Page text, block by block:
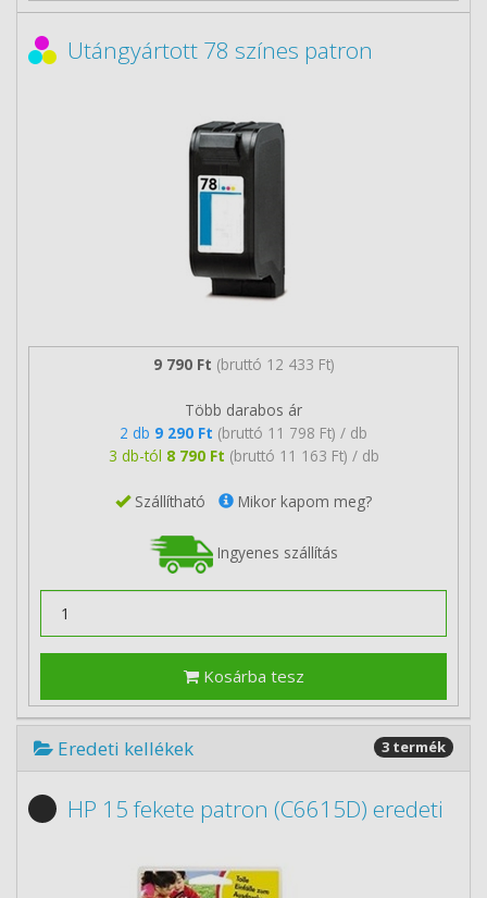
Utángyártott 78 színes patron
9 790 Ft (bruttó 12 433 Ft)
Több darabos ár
2 db 9 290 Ft (bruttó 11 798 Ft) / db
3 db-tól 8 790 Ft (bruttó 11 163 Ft) / db
Szállítható Mikor kapom meg?
Ingyenes szállítás
Kosárba tesz
Eredeti kellékek 3 termék
HP 15 fekete patron (C6615D) eredeti